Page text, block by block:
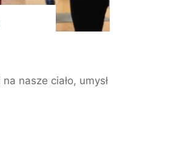
nasze ciało, umysł